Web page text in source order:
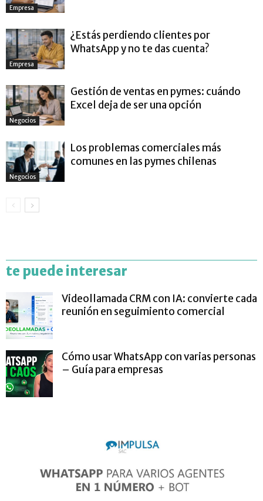
Empresa
Empresa
¿Estás perdiendo clientes por
WhatsApp y no te das cuenta?
Negocios
Gestión de ventas en pymes: cuándo
Excel deja de ser una opción
Negocios
Los problemas comerciales más
comunes en las pymes chilenas
te puede interesar
Videollamada CRM con IA: convierte cada
reunión en seguimiento comercial
Cómo usar WhatsApp con varias personas
– Guía para empresas